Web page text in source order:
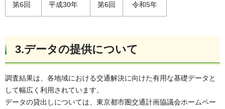
第6回 平成30年 第6回 令和5年
3.データの提供について
調査結果は、各地域における交通解決に向けた有用な基礎データと
して幅広く利用されています。
データの貸出しについては、東京都市圏交通計画協議会ホームペー